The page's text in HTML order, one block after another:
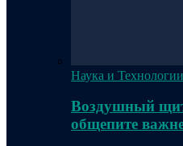
Наука и Технологии
Воздушный
общепите